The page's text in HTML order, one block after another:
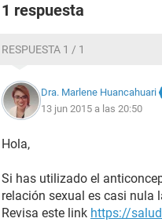
1 respuesta
RESPUESTA 1 / 1
Dra. Marlene Huancahuari
13 jun 2015 a las 20:50
Hola,
Si has utilizado el
relación sexual es casi nula
Revisa este link https://